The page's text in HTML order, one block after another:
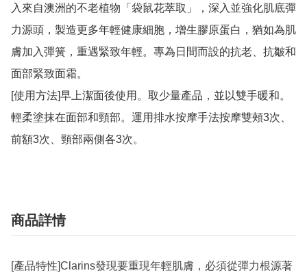
入來自澳洲的不老植物「袋鼠花萃取」，深入並強化肌底彈
力源頭，製造更多年輕健康細胞，增生膠原蛋白，猶如為肌
膚加入彈簧，重遇緊致年輕。專為日間而設的抗老、抗皺和
面部緊致面霜。
[使用方法]早上潔面後使用。取少量產品，並以雙手暖和。
輕柔塗抹在面部和頸部。運用排水按摩手法按摩雙頰3次、
前額3次、頸部兩側各3次。
商品詳情
[產品特性]Clarins發現要重現年輕肌膚，必須從彈力根源著